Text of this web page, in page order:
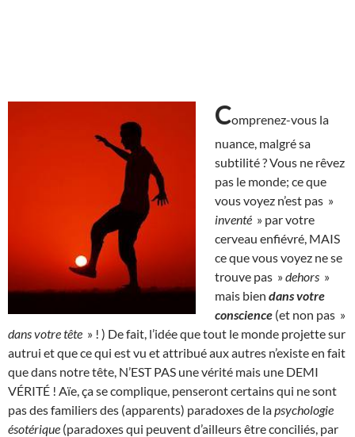
Comprenez-vous la
nuance, malgré sa
subtilité ? Vous ne rêvez
pas le monde; ce que
vous voyez n’est pas »
inventé » par votre
cerveau enfiévré, MAIS
ce que vous voyez ne se
trouve pas »dehors »
mais bien dans votre
conscience (et non pas »
dans votre tête » ! ) De fait, l’idée que tout le monde projette sur
autrui et que ce qui est vu et attribué aux autres n’existe en fait
que dans notre tête, N’EST PAS une vérité mais une DEMI
VÉRITÉ ! Aïe, ça se complique, penseront certains qui ne sont
pas des familiers des (apparents) paradoxes de lapsychologie
ésotérique (paradoxes qui peuvent d’ailleurs être conciliés, par